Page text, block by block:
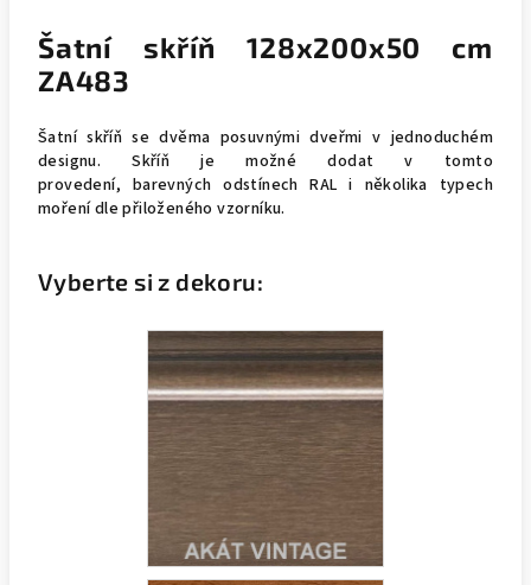
Šatní skříň 128x200x50 cm
ZA483
Šatní skříň se dvěma posuvnými dveřmi v jednoduchém
designu. Skříň je možné dodat v tomto
provedení, barevných odstínech RAL i několika typech
moření dle přiloženého vzorníku.
Vyberte si z dekoru: